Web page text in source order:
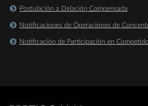
Postulación a Delación Compensada
Notificaciones de Operaciones de
Notificación de Participación en